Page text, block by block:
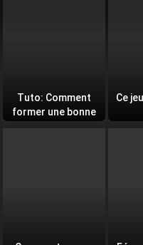
Tuto: Comment
former une bonne
Ce